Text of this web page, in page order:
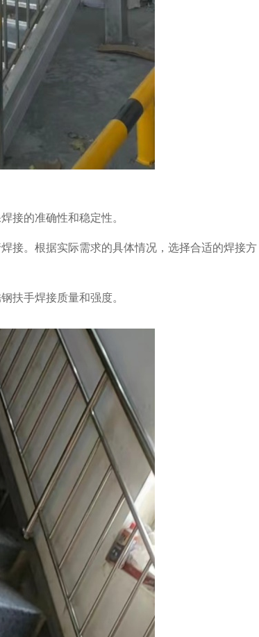
接的准确性和稳定性。
接。根据实际需求的具体情况，选择合适的焊接方
扶手焊接质量和强度。